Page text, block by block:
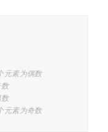
元素为偶数
元素为奇数